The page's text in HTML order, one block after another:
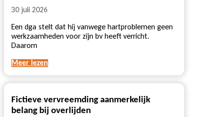
30 juli 2026
Een dga stelt dat hij vanwege hartproblemen geen
werkzaamheden voor zijn bv heeft verricht.
Daarom
Meer lezen
Fictieve vervreemding aanmerkelijk
belang bij overlijden